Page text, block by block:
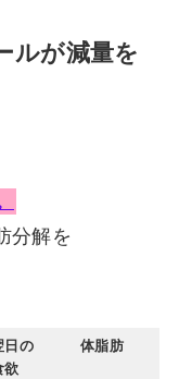
ルが減量を
分解を
日の
欲
体脂肪